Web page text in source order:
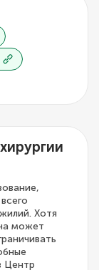
Хотя
может
Центр